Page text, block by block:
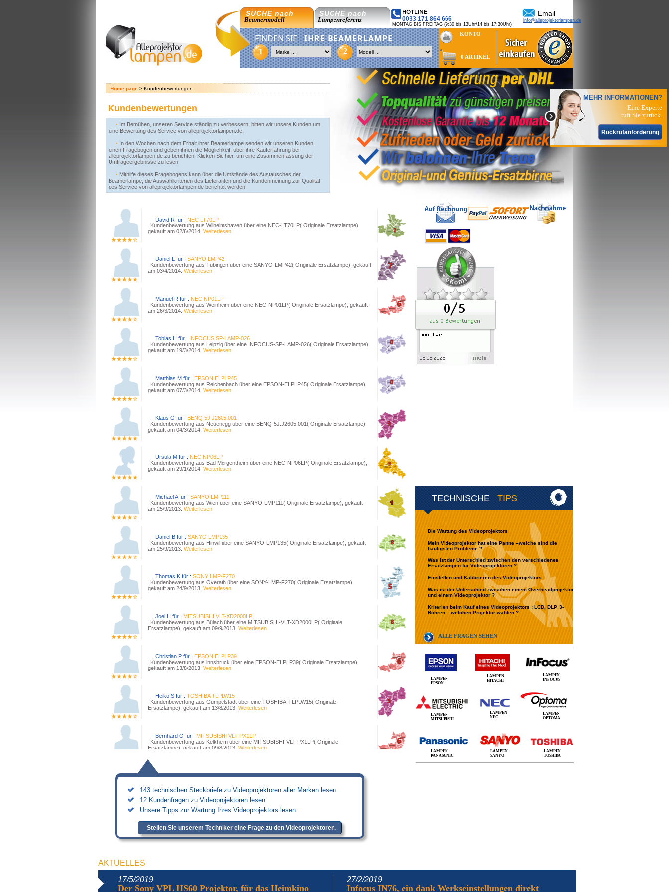
SUCHE nach
Beamermodell
SUCHE nach
Lampenreferenz
FINDEN SIE IHRE BEAMERLAMPE
1 2
HOTLINE
0033 171 864 666
MONTAG BIS FREITAG (9:30 bis 13Uhr/14 bis 17:30Uhr)
Email
info@alleprojektorlampen.de
KONTO
0 ARTIKEL
Home page > Kundenbewertungen
TECHNISCHE TIPS
MEHR INFORMATIONEN?
Eine Experte
ruft Sie zurück.
Rückrufanforderung
Die Wartung des Videoprojektors
Mein Videoprojektor hat eine Panne –welche sind die
häufigsten Probleme ?
Was ist der Unterschied zwischen den verschiedenen
Ersatzlampen für Videoprojektoren ?
Einstellen und Kalibrieren des Videoprojektors
Was ist der Unterschied zwischen einem Overheadprojektor
und einem Videoprojektor ?
Kriterien beim Kauf eines Videoprojektors : LCD, DLP, 3-
Röhren – welchen Projektor wählen ?
ALLE FRAGEN SEHEN
LAMPEN
EPSON
LAMPEN
HITACHI
LAMPEN
INFOCUS
LAMPEN
MITSUBISHI
LAMPEN
NEC
LAMPEN
OPTOMA
LAMPEN
PANASONIC
LAMPEN
SANYO
LAMPEN
TOSHIBA
Kundenbewertungen
· Im Bemühen, unseren Service ständig zu verbessern, bitten wir unsere Kunden um
eine Bewertung des Service von alleprojektorlampen.de.
· In den Wochen nach dem Erhalt ihrer Beamerlampe senden wir unseren Kunden
einen Fragebogen und geben ihnen die Möglichkeit, über ihre Kauferfahrung bei
alleprojektorlampen.de zu berichten. Klicken Sie hier, um eine Zusammenfassung der
Umfrageergebnisse zu lesen.
· Mithilfe dieses Fragebogens kann über die Umstände des Austausches der
Beamerlampe, die Auswahlkriterien des Lieferanten und die Kundenmeinung zur Qualität
des Service von alleprojektorlampen.de berichtet werden.
David R für : NEC LT70LP
Kundenbewertung aus Wilhelmshaven über eine NEC-LT70LP( Originale Ersatzlampe),
gekauft am 02/6/2014. Weiterlesen
Daniel L für : SANYO LMP42
Kundenbewertung aus Tübingen über eine SANYO-LMP42( Originale Ersatzlampe), gekauft
am 03/4/2014. Weiterlesen
Manuel R für : NEC NP01LP
Kundenbewertung aus Weinheim über eine NEC-NP01LP( Originale Ersatzlampe), gekauft
am 26/3/2014. Weiterlesen
Tobias H für : INFOCUS SP-LAMP-026
Kundenbewertung aus Leipzig über eine INFOCUS-SP-LAMP-026( Originale Ersatzlampe),
gekauft am 19/3/2014. Weiterlesen
Matthias M für : EPSON ELPLP45
Kundenbewertung aus Reichenbach über eine EPSON-ELPLP45( Originale Ersatzlampe),
gekauft am 07/3/2014. Weiterlesen
Klaus G für : BENQ 5J.J2605.001
Kundenbewertung aus Neuenegg über eine BENQ-5J.J2605.001( Originale Ersatzlampe),
gekauft am 04/3/2014. Weiterlesen
Ursula M für : NEC NP06LP
Kundenbewertung aus Bad Mergentheim über eine NEC-NP06LP( Originale Ersatzlampe),
gekauft am 29/1/2014. Weiterlesen
Michael A für : SANYO LMP111
Kundenbewertung aus Wien über eine SANYO-LMP111( Originale Ersatzlampe), gekauft
am 25/9/2013. Weiterlesen
Daniel B für : SANYO LMP135
Kundenbewertung aus Hinwil über eine SANYO-LMP135( Originale Ersatzlampe), gekauft
am 25/9/2013. Weiterlesen
Thomas K für : SONY LMP-F270
Kundenbewertung aus Overath über eine SONY-LMP-F270( Originale Ersatzlampe),
gekauft am 24/9/2013. Weiterlesen
Joel H für : MITSUBISHI VLT-XD2000LP
Kundenbewertung aus Bülach über eine MITSUBISHI-VLT-XD2000LP( Originale
Ersatzlampe), gekauft am 09/9/2013. Weiterlesen
Christian P für : EPSON ELPLP39
Kundenbewertung aus innsbruck über eine EPSON-ELPLP39( Originale Ersatzlampe),
gekauft am 13/8/2013. Weiterlesen
Heiko S für : TOSHIBA TLPLW15
Kundenbewertung aus Gumpelstadt über eine TOSHIBA-TLPLW15( Originale
Ersatzlampe), gekauft am 13/8/2013. Weiterlesen
Bernhard O für : MITSUBISHI VLT-PX1LP
Kundenbewertung aus Kelkheim über eine MITSUBISHI-VLT-PX1LP( Originale
Ersatzlampe), gekauft am 09/8/2013. Weiterlesen
Claus C für : HITACHI DT00911
gekauft am 15/7/2013.
Weiterlesen
143 technischen Steckbriefe zu Videoprojektoren aller Marken lesen.
12 Kundenfragen zu Videoprojektoren lesen.
Unsere Tipps zur Wartung Ihres Videoprojektors lesen.
Stellen Sie unserem Techniker eine Frage zu den Videoprojektoren.
AKTUELLES
17/5/2019
Der Sony VPL HS60 Projektor, für das Heimkino
27/2/2019
Infocus IN76, ein dank Werkseinstellungen direkt